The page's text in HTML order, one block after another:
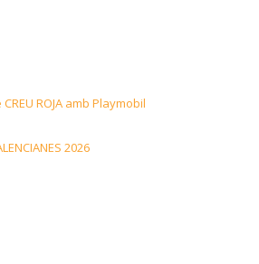
ROJA amb Playmobil
2026